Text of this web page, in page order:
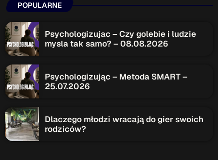
POPULARNE
Psychologizujac – Czy golebie i ludzie
mysla tak samo? – 08.08.2026
Psychologizując – Metoda SMART –
25.07.2026
Dlaczego młodzi wracają do gier swoich
rodziców?